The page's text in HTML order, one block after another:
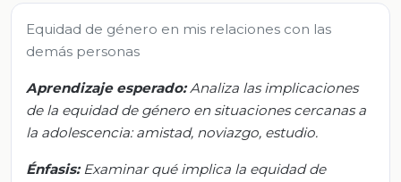
Equidad de género en mis relaciones con las
demás personas
Aprendizaje esperado:Analiza las implicaciones
de la equidad de género en situaciones cercanas a
la adolescencia: amistad, noviazgo, estudio.
Énfasis:Examinar qué implica la equidad de